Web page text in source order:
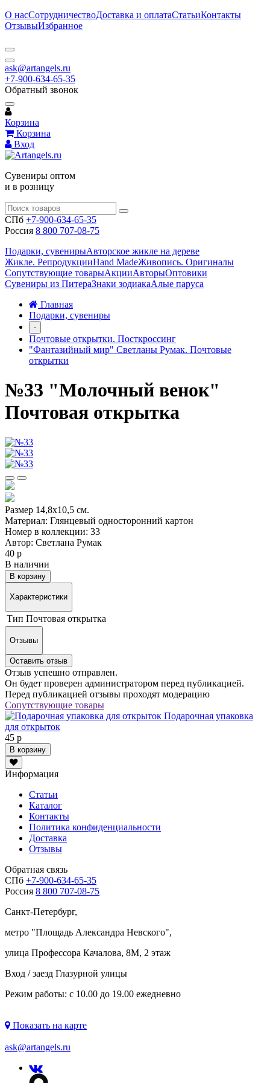
О насСотрудничествоДоставка и оплатаСтатьиКонтакты
ОтзывыИзбранное
ask@artangels.ru
+7-900-634-65-35
Обратный звонок
Корзина
Корзина
Вход
Сувениры оптом
и в розницу
СПб +7-900-634-65-35
Россия 8 800 707-08-75
Подарки, сувенирыАвторское жикле на дереве
Жикле. РепродукцииHand MadeЖивопись. Оригиналы
Сопутствующие товарыАкцииАвторыОптовики
Сувениры из ПитераЗнаки зодиакаАлые паруса
Главная
Подарки, сувениры
-
Почтовые открытки. Посткроссинг
"Фантазийный мир" Светланы Румак. Почтовые
открытки
№33 "Молочный венок"
Почтовая открытка
Размер 14,8х10,5 см.
Материал: Глянцевый односторонний картон
Номер в коллекции: 33
Автор: Светлана Румак
40 р
В наличии
В корзину
Характеристики
Тип Почтовая открытка
Отзывы
Оставить отзыв
Отзыв успешно отправлен.
Он будет проверен администратором перед публикацией.
Перед публикацией отзывы проходят модерацию
Сопутствующие товары
Подарочная упаковка
для открыток
45 р
В корзину
Информация
Статьи
Каталог
Контакты
Политика конфиденциальности
Доставка
Отзывы
Обратная связь
СПб +7-900-634-65-35
Россия 8 800 707-08-75
Санкт-Петербург,
метро "Площадь Александра Невского",
улица Профессора Качалова, 8М, 2 этаж
Вход / заезд Глазурной улицы
Режим работы: с 10.00 до 19.00 ежедневно
Показать на карте
ask@artangels.ru